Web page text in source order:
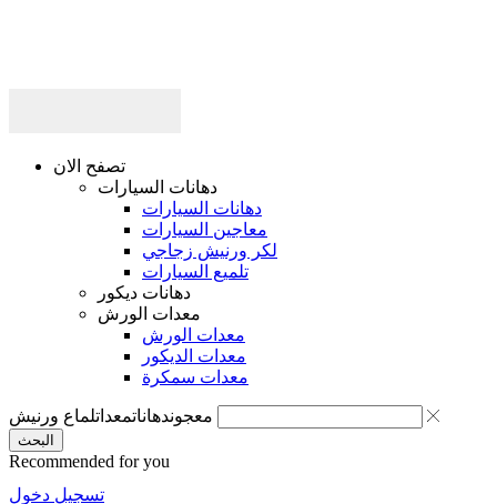
تصفح الان
دهانات السيارات
دهانات السيارات
معاجين السيارات
لكر ورنيش زجاجي
تلميع السيارات
دهانات ديكور
معدات الورش
معدات الورش
معدات الديكور
معدات سمكرة
معجوندهاناتمعداتلماع ورنيش
البحث
Recommended for you
تسجيل دخول